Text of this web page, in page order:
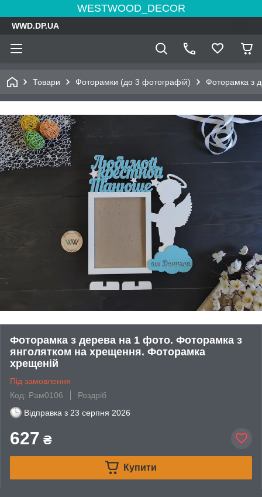
WESTWOOD_DECOR
WWD.DP.UA
Товари Фоторамки (до 3 фотографій) Фоторамка з
Фоторамка з дерева на 1 фото. Фоторамка з
янголятком на хрещення. Фоторамка
хрещеній
Під замовлення
Код: Рам0106
Роздріб
Відправка з 23 серпня 2026
627 ₴
Купити